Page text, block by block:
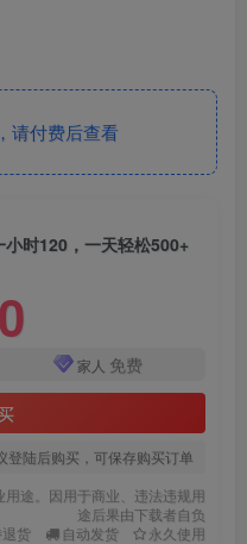
请付费后查看
时120，一天轻松500+
家人 免费
登陆后购买，可保存购买订单
途。因用于商业、违法违规用
途后果由下载者自负
货
自动发货 永久使用